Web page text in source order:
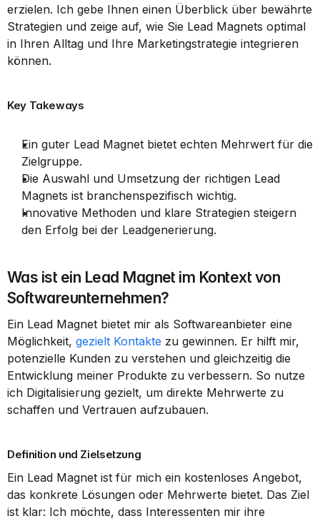
erzielen. Ich gebe Ihnen einen Überblick über bewährte
Strategien und zeige auf, wie Sie Lead Magnets optimal
in Ihren Alltag und Ihre Marketingstrategie integrieren
können.
Key Takeways
Ein guter Lead Magnet bietet echten Mehrwert für die
Zielgruppe.
Die Auswahl und Umsetzung der richtigen Lead
Magnets ist branchenspezifisch wichtig.
Innovative Methoden und klare Strategien steigern
den Erfolg bei der Leadgenerierung.
Was ist ein Lead Magnet im Kontext von
Softwareunternehmen?
Ein Lead Magnet bietet mir als Softwareanbieter eine
Möglichkeit, gezielt Kontakte zu gewinnen. Er hilft mir,
potenzielle Kunden zu verstehen und gleichzeitig die
Entwicklung meiner Produkte zu verbessern. So nutze
ich Digitalisierung gezielt, um direkte Mehrwerte zu
schaffen und Vertrauen aufzubauen.
Definition und Zielsetzung
Ein Lead Magnet ist für mich ein kostenloses Angebot,
das konkrete Lösungen oder Mehrwerte bietet. Das Ziel
ist klar: Ich möchte, dass Interessenten mir ihre